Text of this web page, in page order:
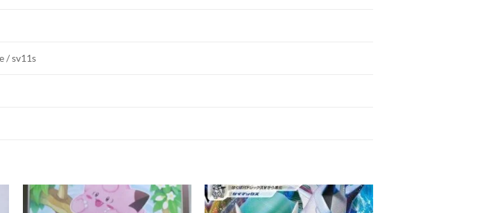
/ sv11s